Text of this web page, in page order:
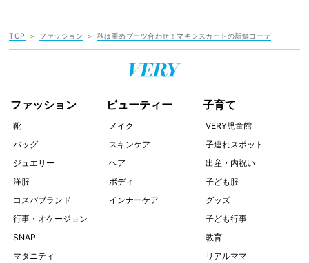
TOP ファッション 秋は重めブーツ合わせ！マキシスカートの新鮮コーデ
ファッション
靴
バッグ
ジュエリー
洋服
コスパブランド
行事・オケージョン
SNAP
マタニティ
ビューティー
メイク
スキンケア
ヘア
ボディ
インナーケア
子育て
VERY児童館
子連れスポット
出産・内祝い
子ども服
グッズ
子ども行事
教育
リアルママ